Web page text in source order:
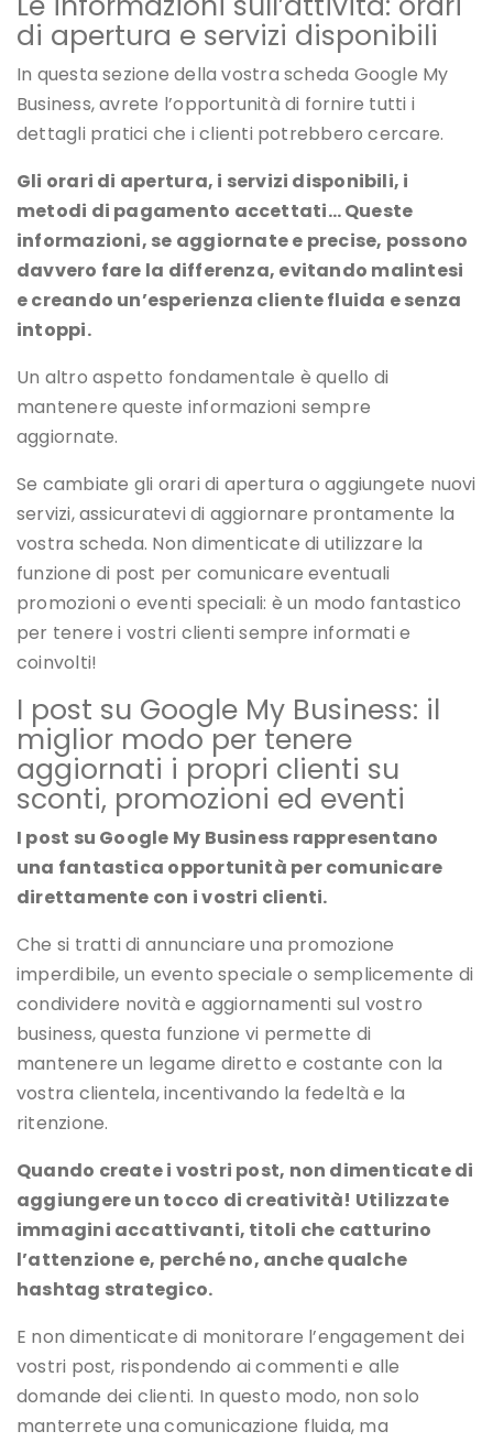
di apertura e servizi disponibili
In questa sezione della vostra scheda Google My
Business, avrete l’opportunità di fornire tutti i
dettagli pratici che i clienti potrebbero cercare.
Gli orari di apertura, i servizi disponibili, i
metodi di pagamento accettati… Queste
informazioni, se aggiornate e precise, possono
davvero fare la differenza, evitando malintesi
e creando un’esperienza cliente fluida e senza
intoppi.
Un altro aspetto fondamentale è quello di
mantenere queste informazioni sempre
aggiornate.
Se cambiate gli orari di apertura o aggiungete nuovi
servizi, assicuratevi di aggiornare prontamente la
vostra scheda. Non dimenticate di utilizzare la
funzione di post per comunicare eventuali
promozioni o eventi speciali: è un modo fantastico
per tenere i vostri clienti sempre informati e
coinvolti!
I post su Google My Business: il
miglior modo per tenere
aggiornati i propri clienti su
sconti, promozioni ed eventi
I post su Google My Business rappresentano
una fantastica opportunità per comunicare
direttamente con i vostri clienti.
Che si tratti di annunciare una promozione
imperdibile, un evento speciale o semplicemente di
condividere novità e aggiornamenti sul vostro
business, questa funzione vi permette di
mantenere un legame diretto e costante con la
vostra clientela, incentivando la fedeltà e la
ritenzione.
Quando create i vostri post, non dimenticate di
aggiungere un tocco di creatività! Utilizzate
immagini accattivanti, titoli che catturino
l’attenzione e, perché no, anche qualche
hashtag strategico.
E non dimenticate di monitorare l’engagement dei
vostri post, rispondendo ai commenti e alle
domande dei clienti. In questo modo, non solo
manterrete una comunicazione fluida, ma